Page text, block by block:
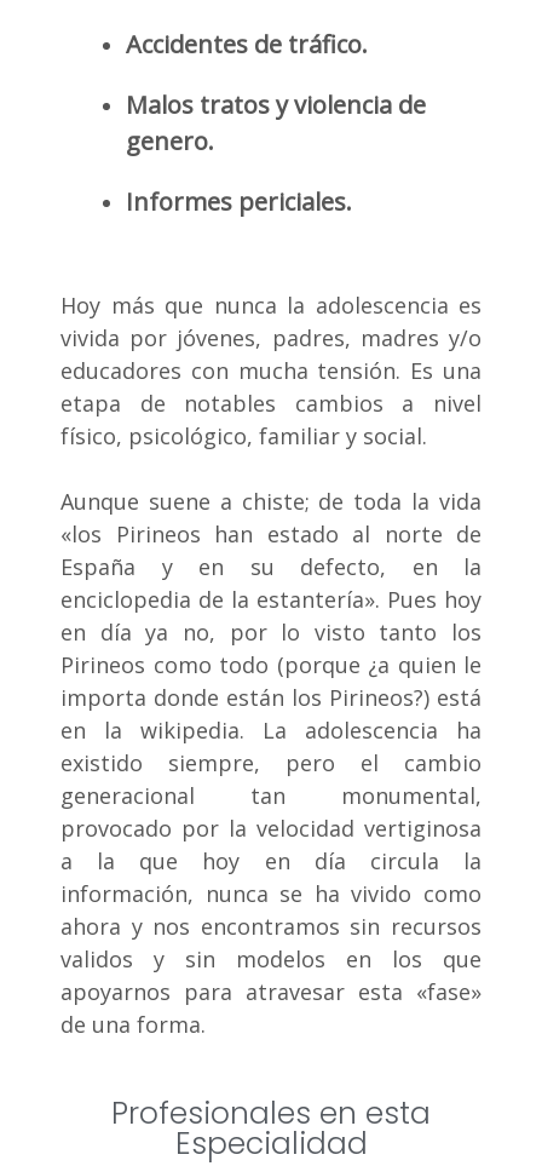
Accidentes de tráfico.
Malos tratos y violencia de
genero.
Informes periciales.
Hoy más que nunca la adolescencia es
vivida por jóvenes, padres, madres y/o
educadores con mucha tensión. Es una
etapa de notables cambios a nivel
físico, psicológico, familiar y social.
Aunque suene a chiste; de toda la vida
«los Pirineos han estado al norte de
España y en su defecto, en la
enciclopedia de la estantería». Pues hoy
en día ya no, por lo visto tanto los
Pirineos como todo (porque ¿a quien le
importa donde están los Pirineos?) está
en la wikipedia. La adolescencia ha
existido siempre, pero el cambio
generacional tan monumental,
provocado por la velocidad vertiginosa
a la que hoy en día circula la
información, nunca se ha vivido como
ahora y nos encontramos sin recursos
validos y sin modelos en los que
apoyarnos para atravesar esta «fase»
de una forma.
Profesionales en esta
Especialidad